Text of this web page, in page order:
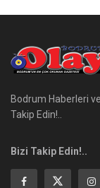
Bodrum Haberleri
Takip Edin!..
Bizi Takip Edin!..